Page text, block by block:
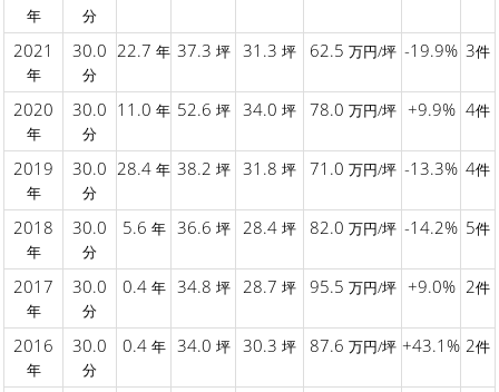
年 分
2021
年
30.0
分
22.7 年 37.3 坪 31.3 坪 62.5 万円/坪 -19.9% 3件
2020
年
30.0
分
11.0 年 52.6 坪 34.0 坪 78.0 万円/坪 +9.9% 4件
2019
年
30.0
分
28.4 年 38.2 坪 31.8 坪 71.0 万円/坪 -13.3% 4件
2018
年
30.0
分
5.6 年 36.6 坪 28.4 坪 82.0 万円/坪 -14.2% 5件
2017
年
30.0
分
0.4 年 34.8 坪 28.7 坪 95.5 万円/坪 +9.0% 2件
2016
年
30.0
分
0.4 年 34.0 坪 30.3 坪 87.6 万円/坪 +43.1% 2件